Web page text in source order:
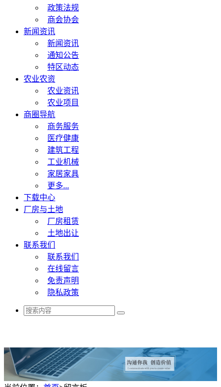
政策法规
商会协会
新闻资讯
新闻资讯
通知公告
特区动态
农业农资
农业资讯
农业项目
商圈导航
商务服务
医疗健康
建筑工程
工业机械
家居家具
更多...
下载中心
厂房与土地
厂房租赁
土地出让
联系我们
联系我们
在线留言
免责声明
隐私政策